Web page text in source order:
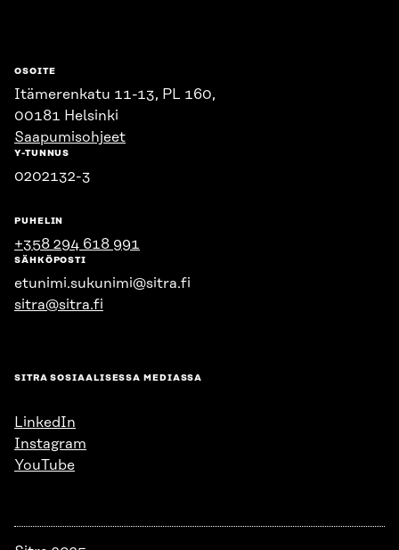
OSOITE
Itämerenkatu 11-13, PL 160,
00181 Helsinki
Saapumisohjeet
Y-TUNNUS
0202132-3
PUHELIN
+358 294 618 991
SÄHKÖPOSTI
etunimi.sukunimi@sitra.fi
sitra@sitra.fi
SITRA SOSIAALISESSA MEDIASSA
LinkedIn
Instagram
YouTube